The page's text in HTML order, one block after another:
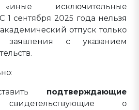
исключительные
С 1 сентября 2025 года нельзя
отпуск только
заявления с указанием
подтверждающие
о